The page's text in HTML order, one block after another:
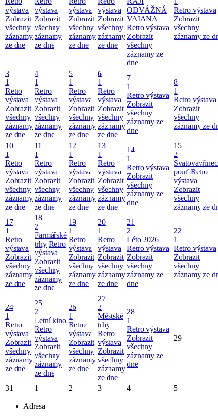
výstava
Zobrazit
všechny
záznamy
ze dne
výstava
Zobrazit
všechny
záznamy
ze dne
výstava
Zobrazit
všechny
záznamy
ze dne
výstava
Zobrazit
všechny
záznamy
ze dne
ODVÁŽNÁ
VAIANA
Retro výstava
Zobrazit
všechny
záznamy ze
dne
Retro výstava
Zobrazit
všechny
záznamy ze
3
1
Retro
výstava
Zobrazit
všechny
záznamy
ze dne
4
1
Retro
výstava
Zobrazit
všechny
záznamy
ze dne
5
1
Retro
výstava
Zobrazit
všechny
záznamy
ze dne
6
1
Retro
výstava
Zobrazit
všechny
záznamy
ze dne
7
1
Retro výstava
Zobrazit
všechny
záznamy ze
dne
8
1
Retro výstava
Zobrazit
všechny
záznamy ze
10
1
Retro
výstava
Zobrazit
všechny
záznamy
ze dne
11
1
Retro
výstava
Zobrazit
všechny
záznamy
ze dne
12
1
Retro
výstava
Zobrazit
všechny
záznamy
ze dne
13
1
Retro
výstava
Zobrazit
všechny
záznamy
ze dne
14
1
Retro výstava
Zobrazit
všechny
záznamy ze
dne
15
2
pouť Retro
výstava
Zobrazit
všechny
záznamy ze
17
1
Retro
výstava
Zobrazit
všechny
záznamy
ze dne
18
2
Farmářské
trhy Retro
výstava
Zobrazit
všechny
záznamy
ze dne
19
1
Retro
výstava
Zobrazit
všechny
záznamy
ze dne
20
1
Retro
výstava
Zobrazit
všechny
záznamy
ze dne
21
2
Léto 2026
Retro výstava
Zobrazit
všechny
záznamy ze
dne
22
1
Retro výstava
Zobrazit
všechny
záznamy ze
24
1
Retro
výstava
Zobrazit
všechny
záznamy
ze dne
25
2
Letní kino
Retro
výstava
Zobrazit
všechny
záznamy
ze dne
26
1
Retro
výstava
Zobrazit
všechny
záznamy
ze dne
27
2
Městské
trhy
Retro
výstava
Zobrazit
všechny
záznamy
ze dne
28
1
Retro výstava
Zobrazit
všechny
záznamy ze
dne
29
31 1 2 3 4 5
Adresa